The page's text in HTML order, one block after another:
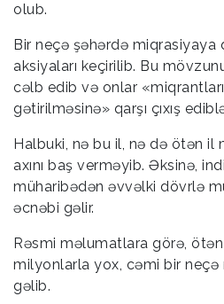
olub.
Bir neçə şəhərdə miqrasiyaya
aksiyaları keçirilib. Bu
cəlb edib və onlar
gətirilməsinə» qarşı çıxış
Halbuki, nə bu il, nə də ötən il
axını baş verməyib. Əksinə,
müharibədən əvvəlki dövrlə
əcnəbi gəlir.
Rəsmi məlumatlara görə,
milyonlarla yox, cəmi bir neçə
gəlib.